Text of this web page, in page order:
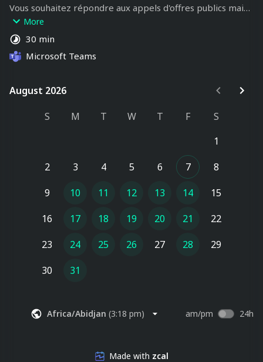
Vous souhaitez répondre aux appels d'offres publics mais
vous ne savez pas par où commencer ?
Lors de votre premier appel, j’analyse votre secteur et
vos marchés potentiels.
l'accompagnement que je propose est susceptible de
More
30 min
Microsoft Teams
August 2026
August 2026
S
M T W T F
S
1
2
3 4 5 6 7
8
9
10 11 12 13 14
15
16
17 18 19 20 21
22
23
24 25 26 27 28
29
30
31
Africa/Abidjan (3:18 pm) am/pm 24h
Made with zcal